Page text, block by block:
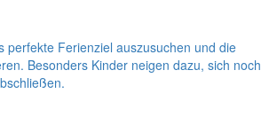
perfekte Ferienziel auszusuchen und die
Besonders Kinder neigen dazu, sich noch